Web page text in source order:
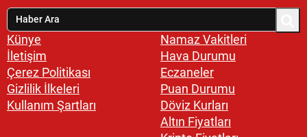
Künye
İletişim
Çerez Politikası
Gizlilik İlkeleri
Kullanım Şartları
Namaz Vakitleri
Hava Durumu
Eczaneler
Puan Durumu
Döviz Kurları
Altın Fiyatları